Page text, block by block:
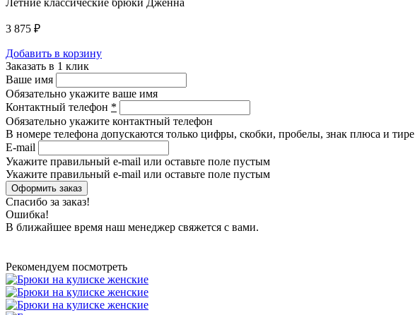
Летние классические брюки Дженна
3 875 ₽
Добавить в корзину
Заказать в 1 клик
Ваше имя
Обязательно укажите ваше имя
Контактный телефон *
Обязательно укажите контактный телефон
В номере телефона допускаются только цифры, скобки, пробелы, знак плюса и тире
E-mail
Укажите правильный e-mail или оставьте поле пустым
Укажите правильный e-mail или оставьте поле пустым
Спасибо за заказ!
Ошибка!
В ближайшее время наш менеджер свяжется с вами.
Рекомендуем посмотреть